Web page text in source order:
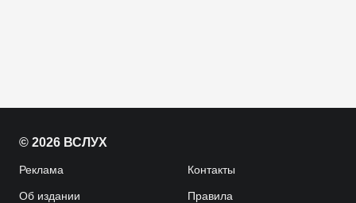
© 2026 ВСЛУХ
Реклама Контакты
Об издании Правила